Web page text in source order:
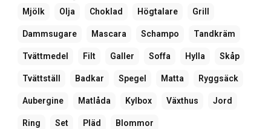
Mjölk Olja Choklad Högtalare Grill
Dammsugare Mascara Schampo Tandkräm
Tvättmedel Filt Galler Soffa Hylla Skåp
Tvättställ Badkar Spegel Matta Ryggsäck
Aubergine Matlåda Kylbox Växthus Jord
Ring Set Pläd Blommor